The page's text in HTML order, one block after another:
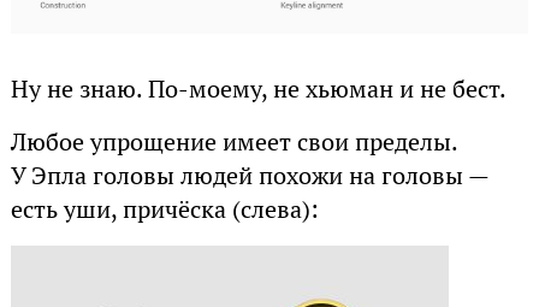
Ну не знаю. По-моему, не хьюман и не бест.
Любое упрощение имеет свои пределы.
У Эпла головы людей похожи на головы —
есть уши, причёска (слева):